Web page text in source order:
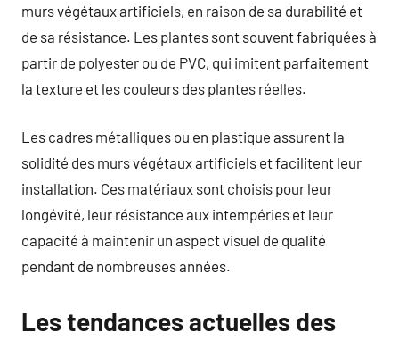
murs végétaux artificiels, en raison de sa durabilité et
de sa résistance. Les plantes sont souvent fabriquées à
partir de polyester ou de PVC, qui imitent parfaitement
la texture et les couleurs des plantes réelles.
Les cadres métalliques ou en plastique assurent la
solidité des murs végétaux artificiels et facilitent leur
installation. Ces matériaux sont choisis pour leur
longévité, leur résistance aux intempéries et leur
capacité à maintenir un aspect visuel de qualité
pendant de nombreuses années.
Les tendances actuelles des